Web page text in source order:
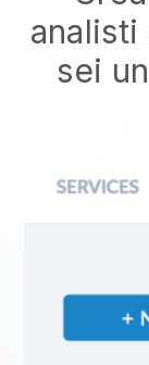
analisti
sei